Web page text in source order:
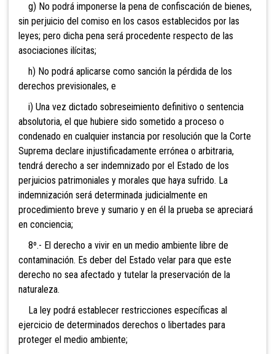
g) No podrá imponerse la pena de confiscación de bienes,
sin perjuicio del comiso en los casos establecidos por las
leyes; pero dicha pena será procedente respecto de las
asociaciones ilícitas;
h) No podrá aplicarse como sanción la pérdida de los
derechos previsionales, e
i) Una vez dictado sobreseimiento definitivo o sentencia
absolutoria, el que hubiere sido sometido a proceso o
condenado en cualquier instancia por resolución que la Corte
Suprema declare injustificadamente errónea o arbitraria,
tendrá derecho a ser indemnizado por el Estado de los
perjuicios patrimoniales y morales que haya sufrido. La
indemnización será determinada judicialmente en
procedimiento breve y sumario y en él la prueba se apreciará
en conciencia;
8º.- El derecho a vivir en un medio ambiente libre de
contaminación. Es deber del Estado velar para que este
derecho no sea afectado y tutelar la preservación de la
naturaleza.
La ley podrá establecer restricciones específicas al
ejercicio de determinados derechos o libertades para
proteger el medio ambiente;